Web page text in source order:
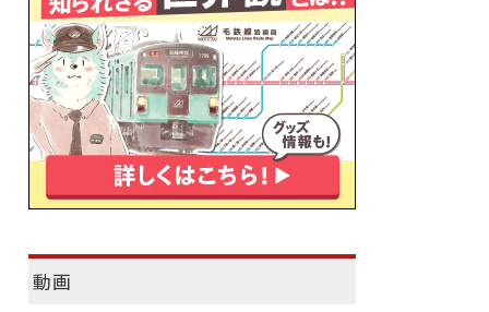
動画